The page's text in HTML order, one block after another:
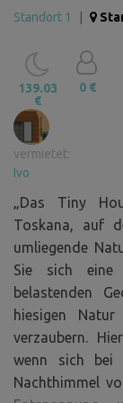
Standort 1
139.03
€
0 €
vermietet:
Ivo
„Das Tiny
Toskana, auf
umliegende
Sie sich eine
belastenden
hiesigen
verzaubern.
wenn sich bei
Nachthimmel